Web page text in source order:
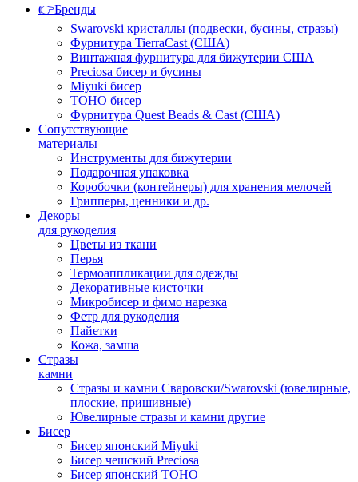
👉Бренды
Swarovski кристаллы (подвески, бусины, стразы)
Фурнитура TierraCast (США)
Винтажная фурнитура для бижутерии США
Preciosa бисер и бусины
Miyuki бисер
TOHO бисер
Фурнитура Quest Beads & Cast (США)
Сопутствующие
материалы
Инструменты для бижутерии
Подарочная упаковка
Коробочки (контейнеры) для хранения мелочей
Грипперы, ценники и др.
Декоры
для рукоделия
Цветы из ткани
Перья
Термоаппликации для одежды
Декоративные кисточки
Микробисер и фимо нарезка
Фетр для рукоделия
Пайетки
Кожа, замша
Стразы
камни
Стразы и камни Сваровски/Swarovski (ювелирные,
плоские, пришивные)
Ювелирные стразы и камни другие
Бисер
Бисер японский Miyuki
Бисер чешский Preciosa
Бисер японский TOHO